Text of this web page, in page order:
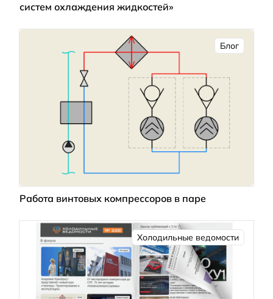
систем охлаждения жидкостей»
Блог
Работа винтовых компрессоров в паре
Холодильные ведомости